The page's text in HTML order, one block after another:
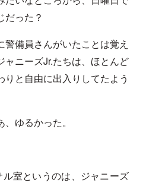
だった？
備員さんがいたことは覚え
ャニーズJr.たちは、ほとんど
と自由に出入りしてたよう
ゆるかった。
室というのは、ジャニーズ